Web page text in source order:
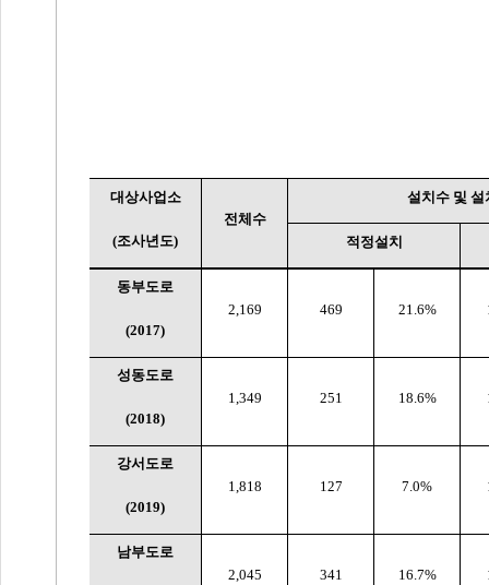
대상사업소
(조사년도)
전체수
설치수 및 설
적정설치
동부도로
(2017)
2,169 469 21.6%
성동도로
(2018)
1,349 251 18.6%
강서도로
(2019)
1,818 127 7.0%
남부도로
2,045 341 16.7%